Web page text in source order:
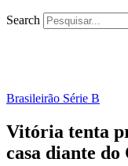
Search
Brasileirão Série B
Vitória tenta
casa diante